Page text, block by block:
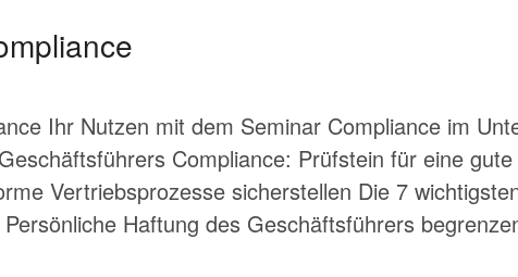
Ihr Nutzen mit dem Seminar Compliance im
Compliance: Prüfstein für eine
Vertriebsprozesse sicherstellen Die 7
Haftung des Geschäftsführers